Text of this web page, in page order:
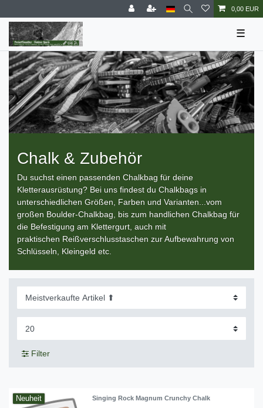
0,00 EUR
☰
Chalk & Zubehör
Du suchst einen passenden Chalkbag für deine
Kletterausrüstung? Bei uns findest du Chalkbags in
unterschiedlichen Größen, Farben und Varianten...vom
großen Boulder-Chalkbag, bis zum handlichen Chalkbag für
die Befestigung am Klettergurt, auch mit
praktischen Reißverschlusstaschen zur Aufbewahrung von
Schlüsseln, Kleingeld etc.
Filter
Neuheit Singing Rock Magnum Crunchy Chalk